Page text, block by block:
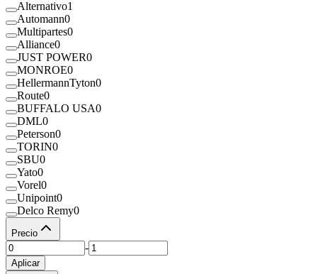
Alternativo1
Automann0
Multipartes0
Alliance0
JUST POWER0
MONROE0
HellermannTyton0
Route0
BUFFALO USA0
DML0
Peterson0
TORIN0
SBU0
Yato0
Vorel0
Unipoint0
Delco Remy0
Precio
-
Aplicar